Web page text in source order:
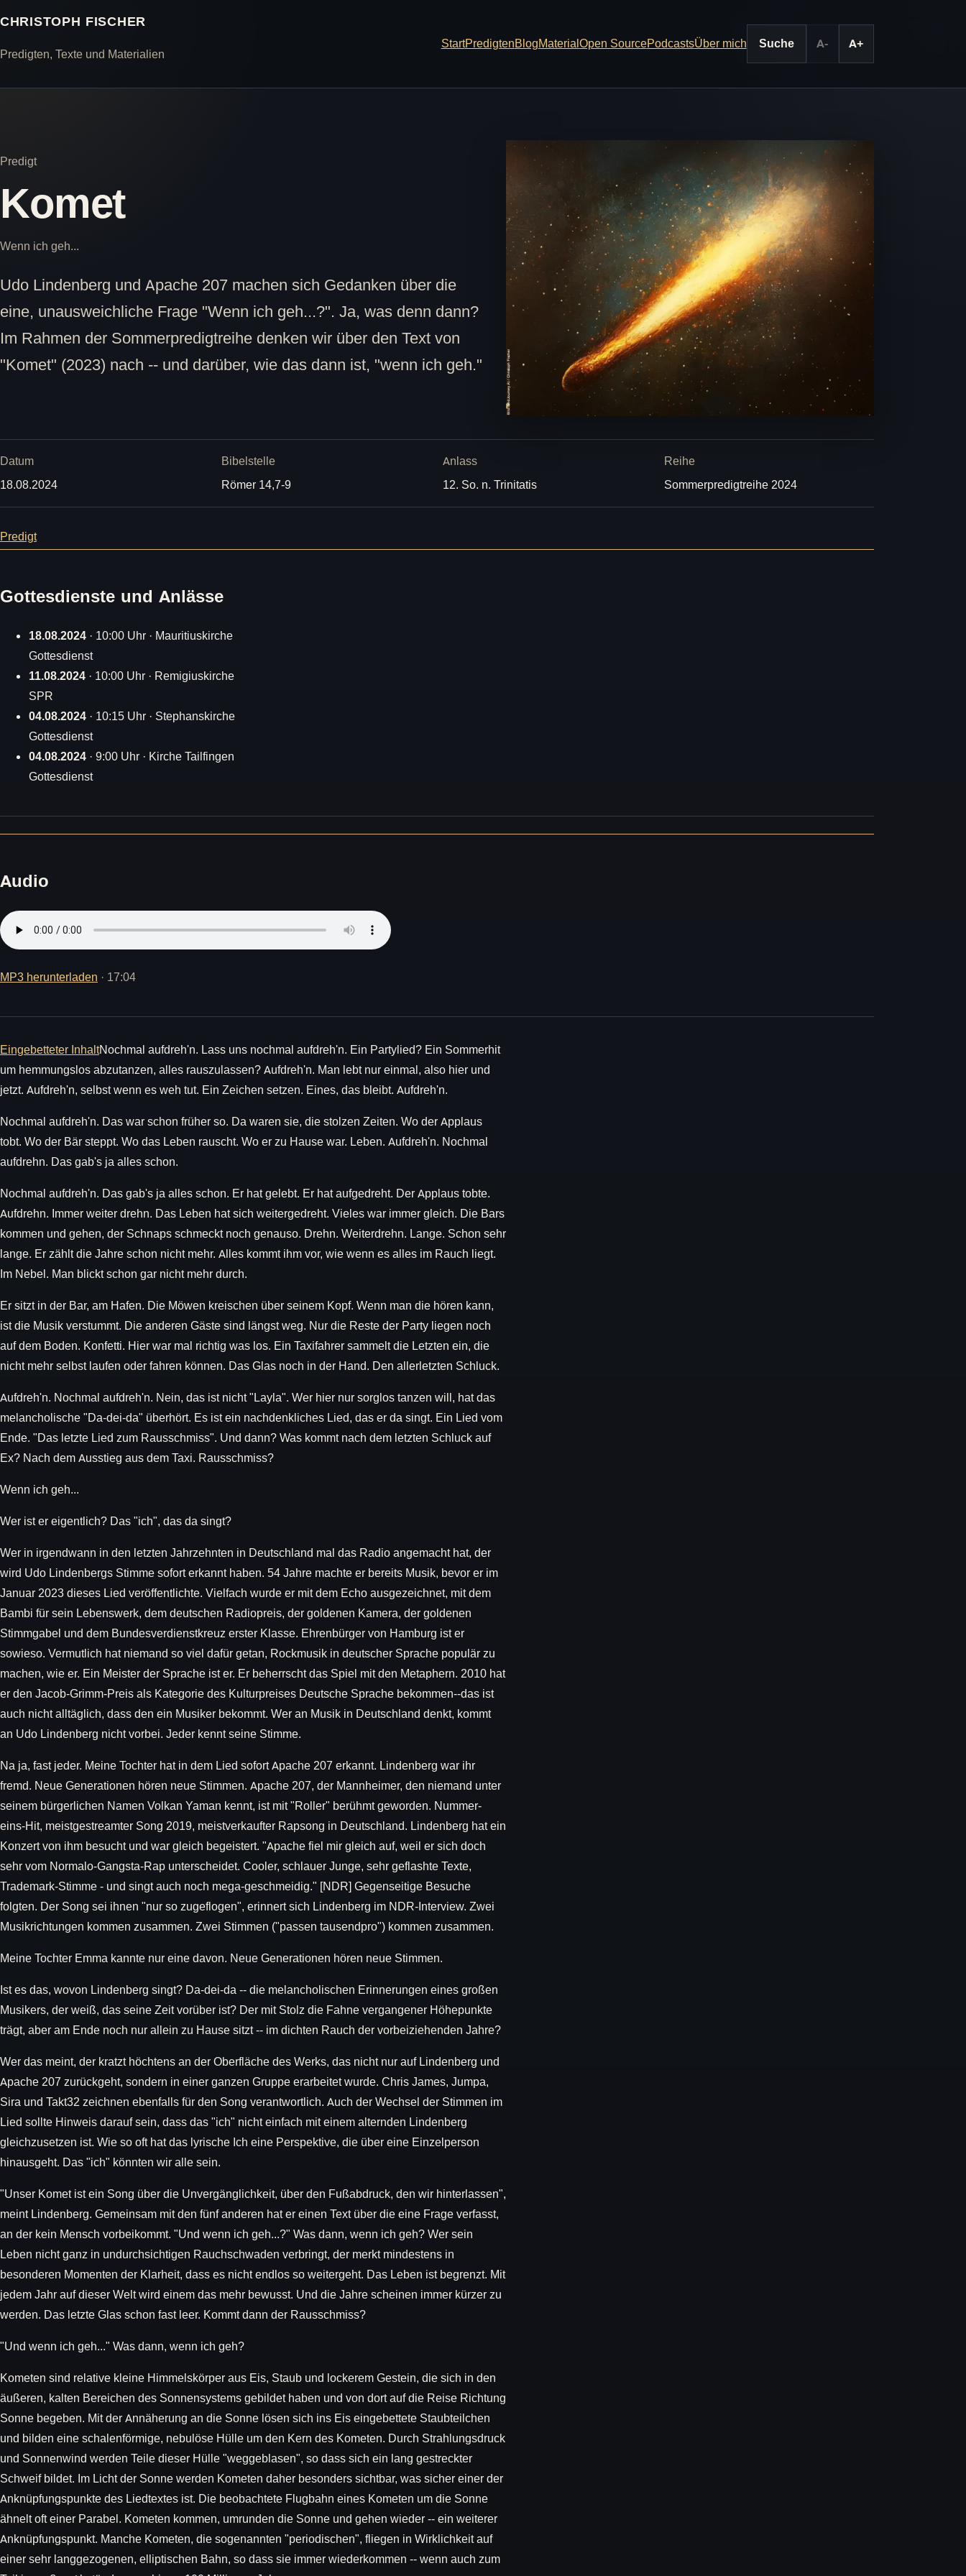
CHRISTOPH FISCHER
Predigten, Texte und Materialien
StartPredigtenBlogMaterialOpen SourcePodcastsÜber mich Suche A- A+
Predigt
Komet
Wenn ich geh...
Udo Lindenberg und Apache 207 machen sich Gedanken über die
eine, unausweichliche Frage "Wenn ich geh...?". Ja, was denn dann?
Im Rahmen der Sommerpredigtreihe denken wir über den Text von
"Komet" (2023) nach -- und darüber, wie das dann ist, "wenn ich geh."
Datum
18.08.2024
Bibelstelle
Römer 14,7-9
Anlass
12. So. n. Trinitatis
Reihe
Sommerpredigtreihe 2024
Predigt
Gottesdienste und Anlässe
18.08.2024 · 10:00 Uhr · Mauritiuskirche
Gottesdienst
11.08.2024 · 10:00 Uhr · Remigiuskirche
SPR
04.08.2024 · 10:15 Uhr · Stephanskirche
Gottesdienst
04.08.2024 · 9:00 Uhr · Kirche Tailfingen
Gottesdienst
Audio
MP3 herunterladen · 17:04
Eingebetteter InhaltNochmal aufdreh'n. Lass uns nochmal aufdreh'n. Ein Partylied? Ein Sommerhit
um hemmungslos abzutanzen, alles rauszulassen? Aufdreh'n. Man lebt nur einmal, also hier und
jetzt. Aufdreh'n, selbst wenn es weh tut. Ein Zeichen setzen. Eines, das bleibt. Aufdreh'n.
Nochmal aufdreh'n. Das war schon früher so. Da waren sie, die stolzen Zeiten. Wo der Applaus
tobt. Wo der Bär steppt. Wo das Leben rauscht. Wo er zu Hause war. Leben. Aufdreh'n. Nochmal
aufdrehn. Das gab's ja alles schon.
Nochmal aufdreh'n. Das gab's ja alles schon. Er hat gelebt. Er hat aufgedreht. Der Applaus tobte.
Aufdrehn. Immer weiter drehn. Das Leben hat sich weitergedreht. Vieles war immer gleich. Die Bars
kommen und gehen, der Schnaps schmeckt noch genauso. Drehn. Weiterdrehn. Lange. Schon sehr
lange. Er zählt die Jahre schon nicht mehr. Alles kommt ihm vor, wie wenn es alles im Rauch liegt.
Im Nebel. Man blickt schon gar nicht mehr durch.
Er sitzt in der Bar, am Hafen. Die Möwen kreischen über seinem Kopf. Wenn man die hören kann,
ist die Musik verstummt. Die anderen Gäste sind längst weg. Nur die Reste der Party liegen noch
auf dem Boden. Konfetti. Hier war mal richtig was los. Ein Taxifahrer sammelt die Letzten ein, die
nicht mehr selbst laufen oder fahren können. Das Glas noch in der Hand. Den allerletzten Schluck.
Aufdreh'n. Nochmal aufdreh'n. Nein, das ist nicht "Layla". Wer hier nur sorglos tanzen will, hat das
melancholische "Da-dei-da" überhört. Es ist ein nachdenkliches Lied, das er da singt. Ein Lied vom
Ende. "Das letzte Lied zum Rausschmiss". Und dann? Was kommt nach dem letzten Schluck auf
Ex? Nach dem Ausstieg aus dem Taxi. Rausschmiss?
Wenn ich geh...
Wer ist er eigentlich? Das "ich", das da singt?
Wer in irgendwann in den letzten Jahrzehnten in Deutschland mal das Radio angemacht hat, der
wird Udo Lindenbergs Stimme sofort erkannt haben. 54 Jahre machte er bereits Musik, bevor er im
Januar 2023 dieses Lied veröffentlichte. Vielfach wurde er mit dem Echo ausgezeichnet, mit dem
Bambi für sein Lebenswerk, dem deutschen Radiopreis, der goldenen Kamera, der goldenen
Stimmgabel und dem Bundesverdienstkreuz erster Klasse. Ehrenbürger von Hamburg ist er
sowieso. Vermutlich hat niemand so viel dafür getan, Rockmusik in deutscher Sprache populär zu
machen, wie er. Ein Meister der Sprache ist er. Er beherrscht das Spiel mit den Metaphern. 2010 hat
er den Jacob-Grimm-Preis als Kategorie des Kulturpreises Deutsche Sprache bekommen--das ist
auch nicht alltäglich, dass den ein Musiker bekommt. Wer an Musik in Deutschland denkt, kommt
an Udo Lindenberg nicht vorbei. Jeder kennt seine Stimme.
Na ja, fast jeder. Meine Tochter hat in dem Lied sofort Apache 207 erkannt. Lindenberg war ihr
fremd. Neue Generationen hören neue Stimmen. Apache 207, der Mannheimer, den niemand unter
seinem bürgerlichen Namen Volkan Yaman kennt, ist mit "Roller" berühmt geworden. Nummer-
eins-Hit, meistgestreamter Song 2019, meistverkaufter Rapsong in Deutschland. Lindenberg hat ein
Konzert von ihm besucht und war gleich begeistert. "Apache fiel mir gleich auf, weil er sich doch
sehr vom Normalo-Gangsta-Rap unterscheidet. Cooler, schlauer Junge, sehr geflashte Texte,
Trademark-Stimme - und singt auch noch mega-geschmeidig." [NDR] Gegenseitige Besuche
folgten. Der Song sei ihnen "nur so zugeflogen", erinnert sich Lindenberg im NDR-Interview. Zwei
Musikrichtungen kommen zusammen. Zwei Stimmen ("passen tausendpro") kommen zusammen.
Meine Tochter Emma kannte nur eine davon. Neue Generationen hören neue Stimmen.
Ist es das, wovon Lindenberg singt? Da-dei-da -- die melancholischen Erinnerungen eines großen
Musikers, der weiß, das seine Zeit vorüber ist? Der mit Stolz die Fahne vergangener Höhepunkte
trägt, aber am Ende noch nur allein zu Hause sitzt -- im dichten Rauch der vorbeiziehenden Jahre?
Wer das meint, der kratzt höchtens an der Oberfläche des Werks, das nicht nur auf Lindenberg und
Apache 207 zurückgeht, sondern in einer ganzen Gruppe erarbeitet wurde. Chris James, Jumpa,
Sira und Takt32 zeichnen ebenfalls für den Song verantwortlich. Auch der Wechsel der Stimmen im
Lied sollte Hinweis darauf sein, dass das "ich" nicht einfach mit einem alternden Lindenberg
gleichzusetzen ist. Wie so oft hat das lyrische Ich eine Perspektive, die über eine Einzelperson
hinausgeht. Das "ich" könnten wir alle sein.
"Unser Komet ist ein Song über die Unvergänglichkeit, über den Fußabdruck, den wir hinterlassen",
meint Lindenberg. Gemeinsam mit den fünf anderen hat er einen Text über die eine Frage verfasst,
an der kein Mensch vorbeikommt. "Und wenn ich geh...?" Was dann, wenn ich geh? Wer sein
Leben nicht ganz in undurchsichtigen Rauchschwaden verbringt, der merkt mindestens in
besonderen Momenten der Klarheit, dass es nicht endlos so weitergeht. Das Leben ist begrenzt. Mit
jedem Jahr auf dieser Welt wird einem das mehr bewusst. Und die Jahre scheinen immer kürzer zu
werden. Das letzte Glas schon fast leer. Kommt dann der Rausschmiss?
"Und wenn ich geh..." Was dann, wenn ich geh?
Kometen sind relative kleine Himmelskörper aus Eis, Staub und lockerem Gestein, die sich in den
äußeren, kalten Bereichen des Sonnensystems gebildet haben und von dort auf die Reise Richtung
Sonne begeben. Mit der Annäherung an die Sonne lösen sich ins Eis eingebettete Staubteilchen
und bilden eine schalenförmige, nebulöse Hülle um den Kern des Kometen. Durch Strahlungsdruck
und Sonnenwind werden Teile dieser Hülle "weggeblasen", so dass sich ein lang gestreckter
Schweif bildet. Im Licht der Sonne werden Kometen daher besonders sichtbar, was sicher einer der
Anknüpfungspunkte des Liedtextes ist. Die beobachtete Flugbahn eines Kometen um die Sonne
ähnelt oft einer Parabel. Kometen kommen, umrunden die Sonne und gehen wieder -- ein weiterer
Anknüpfungspunkt. Manche Kometen, die sogenannten "periodischen", fliegen in Wirklichkeit auf
einer sehr langgezogenen, elliptischen Bahn, so dass sie immer wiederkommen -- wenn auch zum